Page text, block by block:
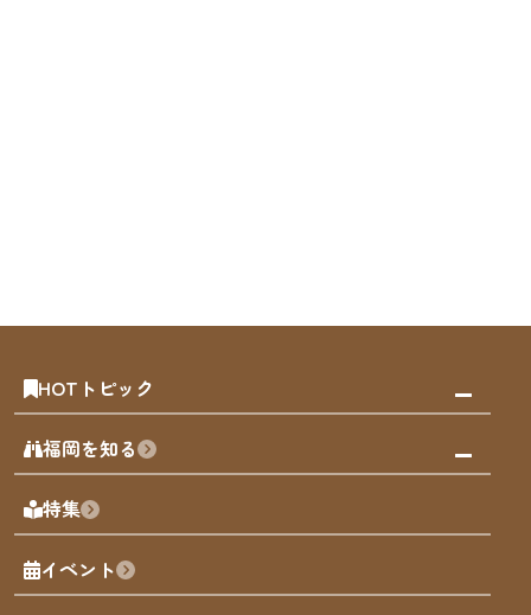
HOTトピック
みんなの旅行記
天神エリア
博多旧市街
福岡城
歴史・文化
福岡を知る
福岡の見どころ
福岡の魅力
観光カレンダー
特集
イベント